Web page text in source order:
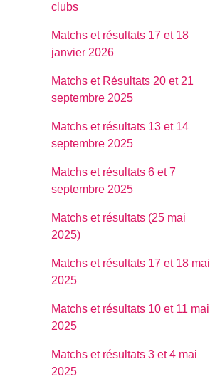
clubs
Matchs et résultats 17 et 18
janvier 2026
Matchs et Résultats 20 et 21
septembre 2025
Matchs et résultats 13 et 14
septembre 2025
Matchs et résultats 6 et 7
septembre 2025
Matchs et résultats (25 mai
2025)
Matchs et résultats 17 et 18 mai
2025
Matchs et résultats 10 et 11 mai
2025
Matchs et résultats 3 et 4 mai
2025